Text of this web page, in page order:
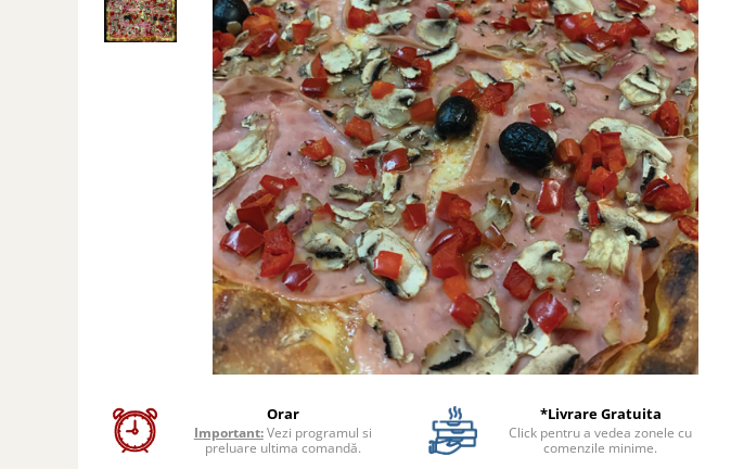
Orar
Important:Vezi programul si
preluare ultima comandă.
*Livrare Gratuita
Click pentru a vedea zonele cu
comenzile minime.